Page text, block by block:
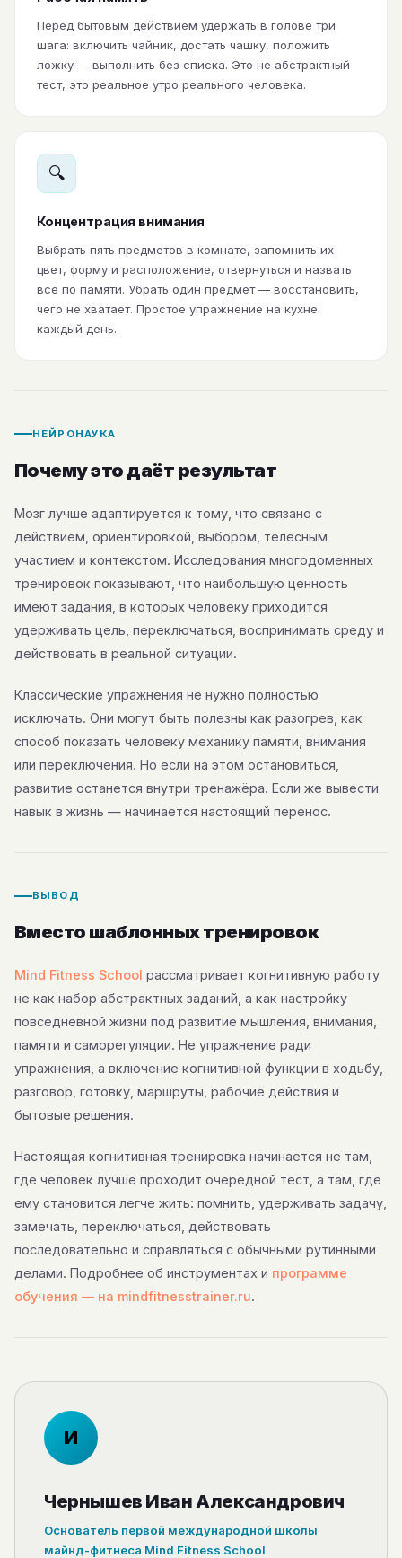
Перед бытовым действием удержать в голове три
шага: включить чайник, достать чашку, положить
ложку — выполнить без списка. Это не абстрактный
тест, это реальное утро реального человека.
🔍
Концентрация внимания
Выбрать пять предметов в комнате, запомнить их
цвет, форму и расположение, отвернуться и назвать
всё по памяти. Убрать один предмет — восстановить,
чего не хватает. Простое упражнение на кухне
каждый день.
НЕЙРОНАУКА
Почему это даёт результат
Мозг лучше адаптируется к тому, что связано с
действием, ориентировкой, выбором, телесным
участием и контекстом. Исследования многодоменных
тренировок показывают, что наибольшую ценность
имеют задания, в которых человеку приходится
удерживать цель, переключаться, воспринимать среду и
действовать в реальной ситуации.
Классические упражнения не нужно полностью
исключать. Они могут быть полезны как разогрев, как
способ показать человеку механику памяти, внимания
или переключения. Но если на этом остановиться,
развитие останется внутри тренажёра. Если же вывести
навык в жизнь — начинается настоящий перенос.
ВЫВОД
Вместо шаблонных тренировок
Mind Fitness School рассматривает когнитивную работу
не как набор абстрактных заданий, а как настройку
повседневной жизни под развитие мышления, внимания,
памяти и саморегуляции. Не упражнение ради
упражнения, а включение когнитивной функции в ходьбу,
разговор, готовку, маршруты, рабочие действия и
бытовые решения.
Настоящая когнитивная тренировка начинается не там,
где человек лучше проходит очередной тест, а там, где
ему становится легче жить: помнить, удерживать задачу,
замечать, переключаться, действовать
последовательно и справляться с обычными рутинными
делами. Подробнее об инструментах и программе
обучения — на mindfitnesstrainer.ru.
И
Чернышев Иван Александрович
Основатель первой международной школы
майнд-фитнеса Mind Fitness School